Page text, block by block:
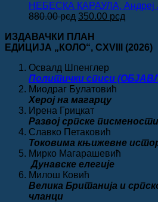
НЕБЕСКА КАРАУЛА, Андреј
880.00рсд Оригинална
је
била:
350.00 рсд
350.00
ИЗДАВАЧКИ ПЛАН
ЕДИЦИЈА „КОЛО“, CXVIII
(2026)
Освалд Шпенглер
Политички списи
Миодраг Булатовић
Херој на магарцу
Ирена Грицкат
Развој српске
Славко Петаковић
Токовима књижевне
Мирко Магарашевић
Дунавске елегије
Милош Ковић
Велика Британија и
чланци